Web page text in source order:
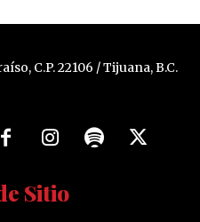
C.P. 22106 / Tijuana, B.C.
Sitio